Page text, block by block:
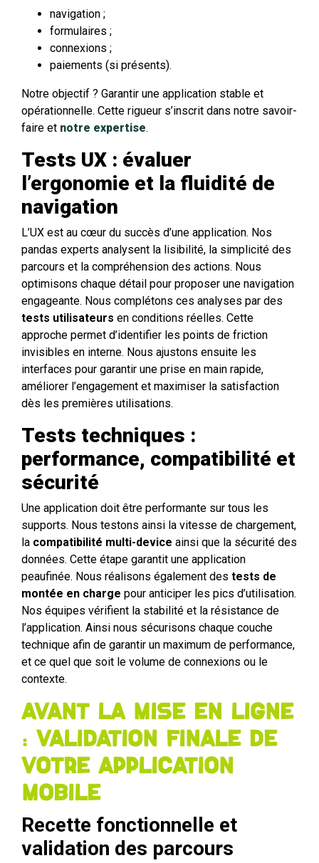
navigation ;
formulaires ;
connexions ;
paiements (si présents).
Notre objectif ? Garantir une application stable et
opérationnelle. Cette rigueur s’inscrit dans notre savoir-
faire et notre expertise.
Tests UX : évaluer
l’ergonomie et la fluidité de
navigation
L’UX est au cœur du succès d’une application. Nos
pandas experts analysent la lisibilité, la simplicité des
parcours et la compréhension des actions. Nous
optimisons chaque détail pour proposer une navigation
engageante. Nous complétons ces analyses par des
tests utilisateurs en conditions réelles. Cette
approche permet d’identifier les points de friction
invisibles en interne. Nous ajustons ensuite les
interfaces pour garantir une prise en main rapide,
améliorer l’engagement et maximiser la satisfaction
dès les premières utilisations.
Tests techniques :
performance, compatibilité et
sécurité
Une application doit être performante sur tous les
supports. Nous testons ainsi la vitesse de chargement,
la compatibilité multi-device ainsi que la sécurité des
données. Cette étape garantit une application
peaufinée. Nous réalisons également des tests de
montée en charge pour anticiper les pics d’utilisation.
Nos équipes vérifient la stabilité et la résistance de
l’application. Ainsi nous sécurisons chaque couche
technique afin de garantir un maximum de performance,
et ce quel que soit le volume de connexions ou le
contexte.
Avant la mise en ligne
: validation finale de
votre application
mobile
Recette fonctionnelle et
validation des parcours